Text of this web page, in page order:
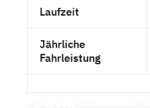
Laufzeit
Jährliche
Fahrleistung